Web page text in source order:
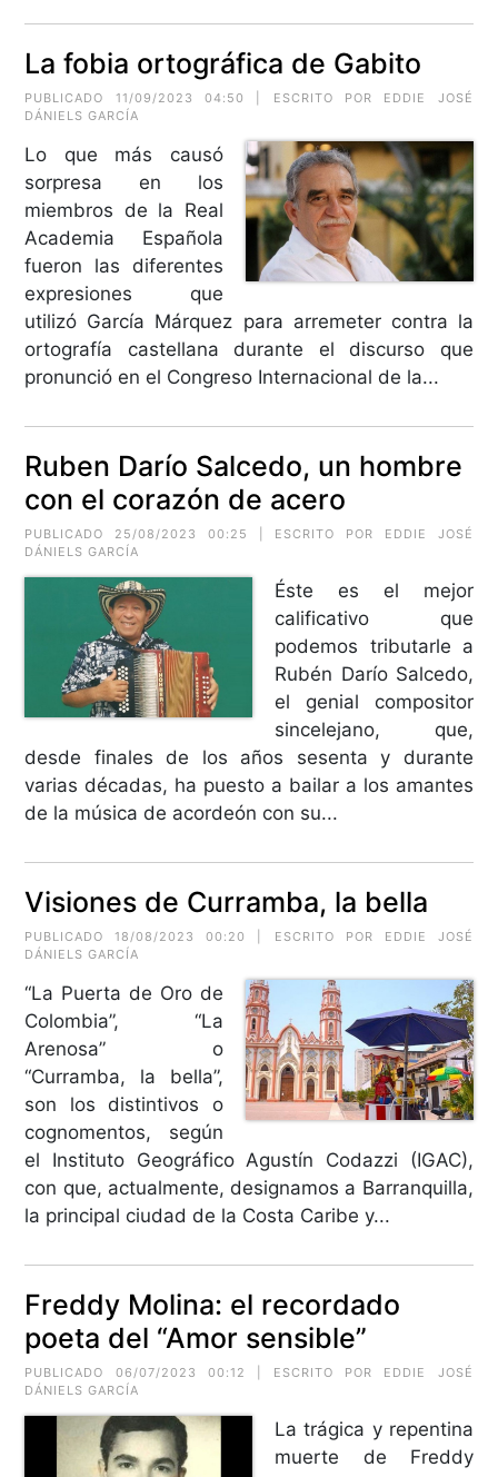
La fobia ortográfica de Gabito
PUBLICADO 11/09/2023 04:50 | ESCRITO POR EDDIE JOSÉ
DÁNIELS GARCÍA
Lo que más causó
sorpresa en los
miembros de la Real
Academia Española
fueron las diferentes
expresiones que
utilizó García Márquez para arremeter contra la
ortografía castellana durante el discurso que
pronunció en el Congreso Internacional de la...
Ruben Darío Salcedo, un hombre
con el corazón de acero
PUBLICADO 25/08/2023 00:25 | ESCRITO POR EDDIE JOSÉ
DÁNIELS GARCÍA
Éste es el mejor
calificativo que
podemos tributarle a
Rubén Darío Salcedo,
el genial compositor
sincelejano, que,
desde finales de los años sesenta y durante
varias décadas, ha puesto a bailar a los amantes
de la música de acordeón con su...
Visiones de Curramba, la bella
PUBLICADO 18/08/2023 00:20 | ESCRITO POR EDDIE JOSÉ
DÁNIELS GARCÍA
“La Puerta de Oro de
Colombia”, “La
Arenosa” o
“Curramba, la bella”,
son los distintivos o
cognomentos, según
el Instituto Geográfico Agustín Codazzi (IGAC),
con que, actualmente, designamos a Barranquilla,
la principal ciudad de la Costa Caribe y...
Freddy Molina: el recordado
poeta del “Amor sensible”
PUBLICADO 06/07/2023 00:12 | ESCRITO POR EDDIE JOSÉ
DÁNIELS GARCÍA
La trágica y repentina
muerte de Freddy